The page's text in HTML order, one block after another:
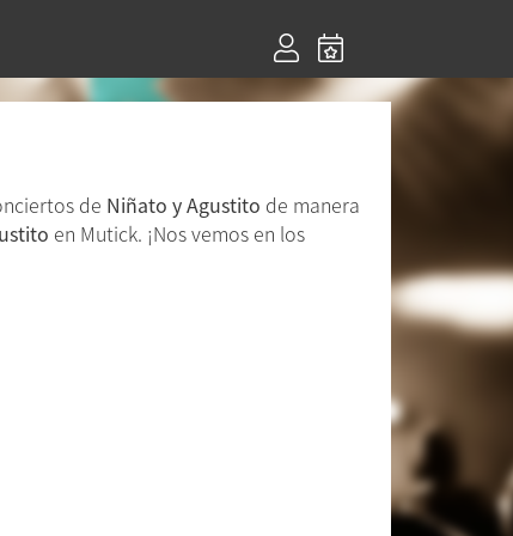
de Niñato y Agustito de manera
en Mutick. ¡Nos vemos en los